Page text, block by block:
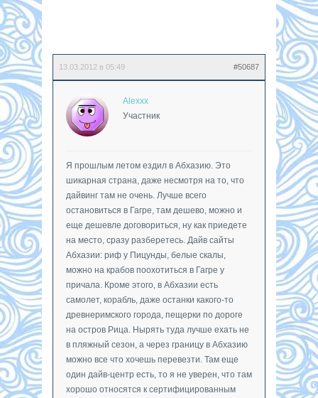
13.03.2012 в 05:49 #50687
Alexxx
Участник
Я прошлым летом ездил в Абхазию. Это
шикарная страна, даже несмотря на то, что
дайвинг там не очень. Лучше всего
остановиться в Гагре, там дешево, можно и
еще дешевле договориться, ну как приедете
на место, сразу разберетесь. Дайв сайты
Абхазии: риф у Пицунды, белые скалы,
можно на крабов поохотиться в Гагре у
причала. Кроме этого, в Абхазии есть
самолет, корабль, даже останки какого-то
древнеримского города, пещерки по дороге
на остров Рица. Нырять туда лучше ехать не
в пляжный сезон, а через границу в Абхазию
можно все что хочешь перевезти. Там еще
один дайв-центр есть, то я не уверен, что там
хорошо относятся к сертифицированным